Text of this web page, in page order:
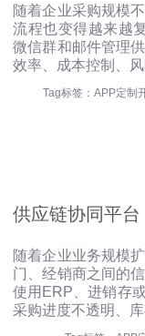
供应商协同能力
随着企业采购规模
流程也变得越来越
微信群和邮件管理
效率、成本控制、
Tag标签：APP定制
供应链协同平
应商协同难题？
随着企业业务规模
门、经销商之间的
使用ERP、进销存
采购进度不透明、